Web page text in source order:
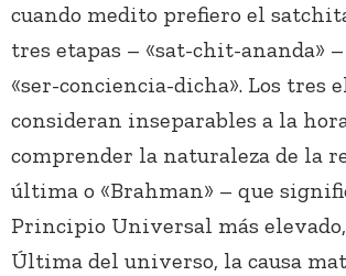
cuando medito prefiero el
tres etapas – «sat-chit-ananda»
«ser-conciencia-dicha». Los tres
consideran inseparables a la
comprender la naturaleza de la
última o «Brahman» – que
Principio Universal más
Última del universo, la causa